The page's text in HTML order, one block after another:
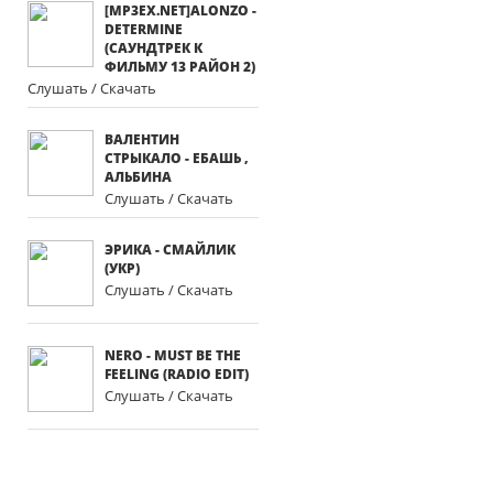
[MP3EX.NET]ALONZO -
DETERMINE
(САУНДТРЕК К
ФИЛЬМУ 13 РАЙОН 2)
Слушать / Скачать
ВАЛЕНТИН
СТРЫКАЛО - ЕБАШЬ ,
АЛЬБИНА
Слушать / Скачать
ЭРИКА - СМАЙЛИК
(УКР)
Слушать / Скачать
NERO - MUST BE THE
FEELING (RADIO EDIT)
Слушать / Скачать